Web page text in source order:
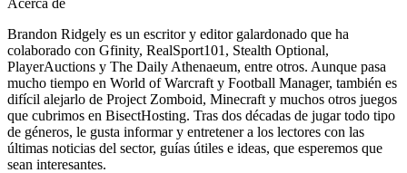
Acerca de
Brandon Ridgely es un escritor y editor galardonado que ha
colaborado con Gfinity, RealSport101, Stealth Optional,
PlayerAuctions y The Daily Athenaeum, entre otros. Aunque pasa
mucho tiempo en World of Warcraft y Football Manager, también es
difícil alejarlo de Project Zomboid, Minecraft y muchos otros juegos
que cubrimos en BisectHosting. Tras dos décadas de jugar todo tipo
de géneros, le gusta informar y entretener a los lectores con las
últimas noticias del sector, guías útiles e ideas, que esperemos que
sean interesantes.